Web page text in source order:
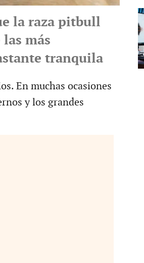
la raza pitbull
más
tranquila
En muchas ocasiones
y los grandes